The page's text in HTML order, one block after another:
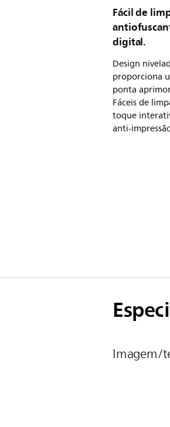
Fácil de
digital.
Design
proporciona
ponta
Fáceis de
toque
anti-
Imagem/